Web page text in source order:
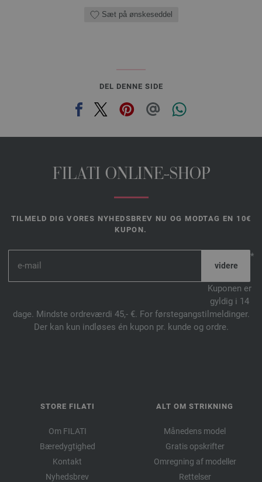
Sæt på ønskeseddel
DEL DENNE SIDE
FILATI ONLINE-SHOP
TILMELD DIG VORES NYHEDSBREV NU OG MODTAG EN 10€
KUPON.
*
Kuponen er
gyldig i 14
dage. Mindste ordreværdi 45,- €. For førstegangstilmeldinger.
Der kan kun indløses én kupon pr. kunde og ordre.
STORE FILATI
Om FILATI
Bæredygtighed
Kontakt
Nyhedsbrev
ALT OM STRIKNING
Månedens model
Gratis opskrifter
Omregning af modeller
Rettelser